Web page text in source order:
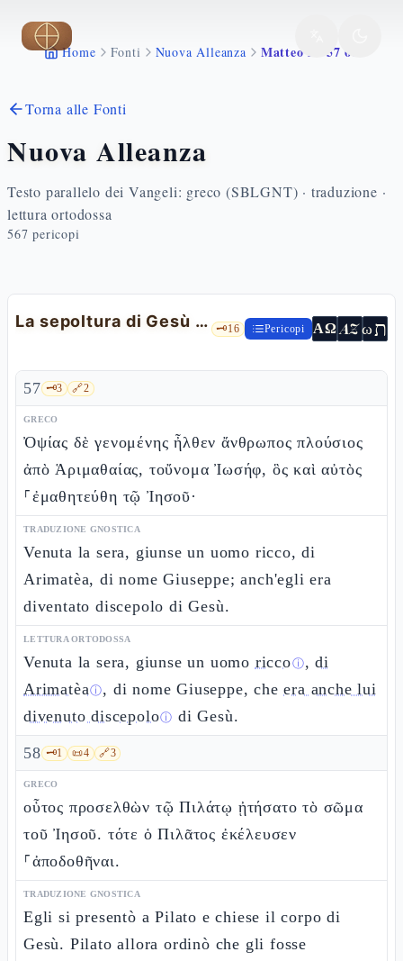
Vai al contenuto principale
Home Fonti Nuova Alleanza Matteo 27 57 66
Torna alle Fonti
Nuova Alleanza
Testo parallelo dei Vangeli: greco (SBLGNT) · traduzione ·
lettura ortodossa
567 pericopi
La sepoltura di Gesù e la custodia del sepolcro 🗝️16 Pericopi ΑΩ AZωת
57 🗝️3 🔗2
GRECO
Ὀψίας δὲ γενομένης ἦλθεν ἄνθρωπος πλούσιος
ἀπὸ Ἁριμαθαίας, τοὔνομα Ἰωσήφ, ὃς καὶ αὐτὸς
⸀ἐμαθητεύθη τῷ Ἰησοῦ·
TRADUZIONE GNOSTICA
Venuta la sera, giunse un uomo ricco, di
Arimatèa, di nome Giuseppe; anch'egli era
diventato discepolo di Gesù.
LETTURA ORTODOSSA
Venuta la sera, giunse un uomo riccoⓘ,di
Arimatèaⓘ, di nome Giuseppe, cheera anche lui
divenuto discepoloⓘ di Gesù.
58 🗝️1 📜4 🔗3
GRECO
οὗτος προσελθὼν τῷ Πιλάτῳ ᾐτήσατο τὸ σῶμα
τοῦ Ἰησοῦ. τότε ὁ Πιλᾶτος ἐκέλευσεν
⸀ἀποδοθῆναι.
TRADUZIONE GNOSTICA
Egli si presentò a Pilato e chiese il corpo di
Gesù. Pilato allora ordinò che gli fosse